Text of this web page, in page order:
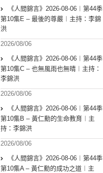
《人間錦言》2026-08-06︱第44季
第10集E – 最後的尊嚴︱主持：李錦
洪
2026/08/06
《人間錦言》2026-08-06︱第44季
第10集C – 也無風雨也無晴︱主持：
李錦洪
2026/08/06
《人間錦言》2026-08-06︱第44季
第10集B – 黃仁勳的生命教育︱主
持：李錦洪
2026/08/06
《人間錦言》2026-08-06︱第44季
第10集A – 黃仁勳的成功之道︱主